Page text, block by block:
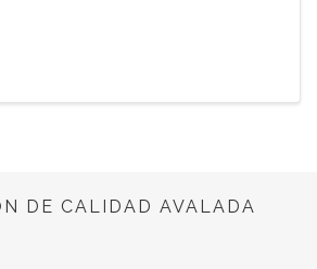
DE CALIDAD AVALADA